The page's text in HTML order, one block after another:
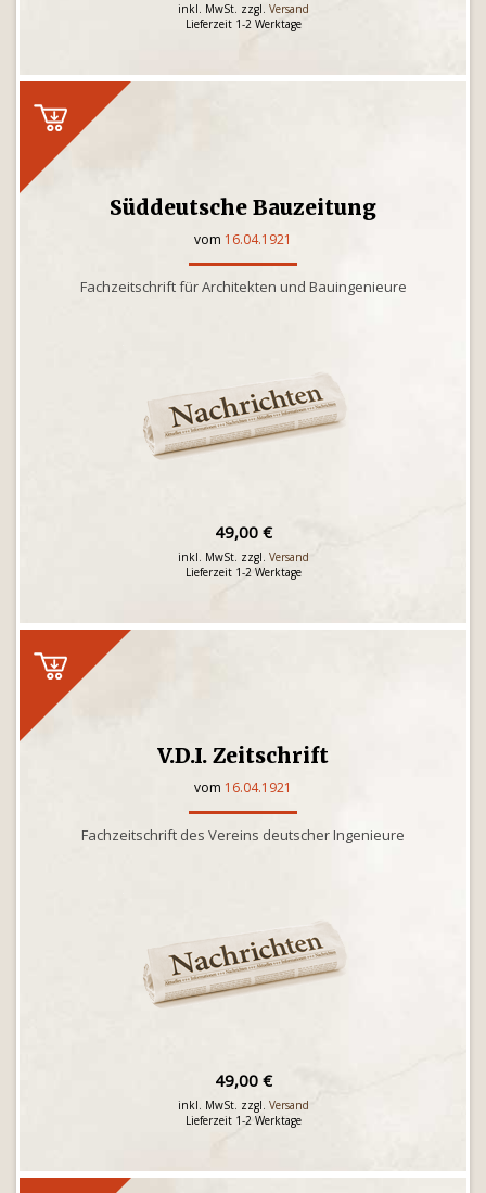
inkl. MwSt. zzgl. Versand
Lieferzeit 1-2 Werktage
Süddeutsche Bauzeitung
vom 16.04.1921
Fachzeitschrift für Architekten und Bauingenieure
49,00 €
inkl. MwSt. zzgl. Versand
Lieferzeit 1-2 Werktage
V.D.I. Zeitschrift
vom 16.04.1921
Fachzeitschrift des Vereins deutscher Ingenieure
49,00 €
inkl. MwSt. zzgl. Versand
Lieferzeit 1-2 Werktage